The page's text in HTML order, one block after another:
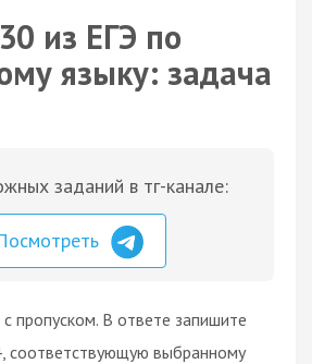
из ЕГЭ по
языку: задача
заданий в тг-канале:
пропуском. В ответе запишите
соответствующую выбранному